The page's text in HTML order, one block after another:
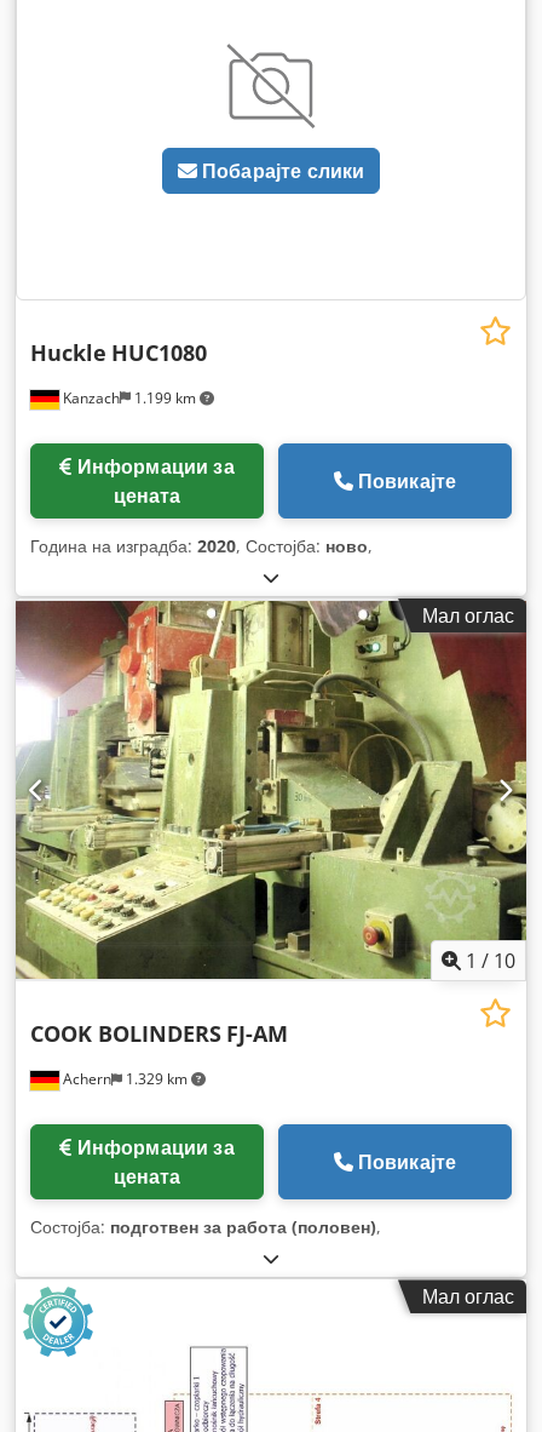
Побарајте слики
Kanzach 1.199 km
Huckle HUC1080
цената
Повикајте
Година на изградба: 2020, Состојба: ново,
Мал оглас
1 / 10
Achern 1.329 km
COOK BOLINDERS FJ-AM
цената
Повикајте
Состојба: подготвен за работа (половен),
Мал оглас